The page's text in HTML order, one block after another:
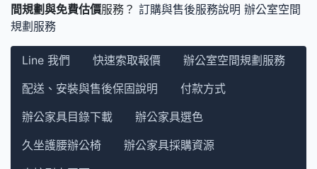
間規劃與免費估價服務？ 訂購與售後服務說明 辦公室空間
規劃服務
Line 我們 快速索取報價
辦公室空間規劃服務
配送、安裝與售後保固說明
付款方式
辦公家具目錄下載
辦公家具選色
久坐護腰辦公椅
辦公家具採購資源